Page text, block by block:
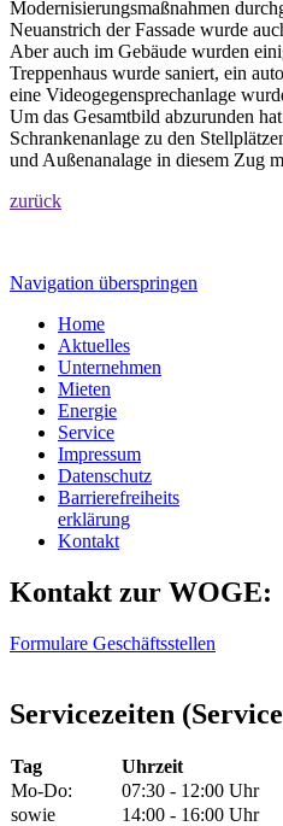
Modernisierungsmaßnahmen
Neuanstrich der Fassade wurde
Aber auch im Gebäude wurden
Treppenhaus wurde saniert, ein
eine Videogegensprechanlage
Um das Gesamtbild abzurunden
Schrankenanlage zu den
und Außenanalage in diesem Zug
zurück
Navigation überspringen
Home
Aktuelles
Unternehmen
Mieten
Energie
Service
Impressum
Datenschutz
Barrierefreiheits
erklärung
Kontakt
Kontakt zur WOGE:
Formulare Geschäftsstellen
Servicezeiten
Tag
Uhrzeit
Mo-Do:
07:30 - 12:00 Uhr
sowie
14:00 - 16:00 Uhr